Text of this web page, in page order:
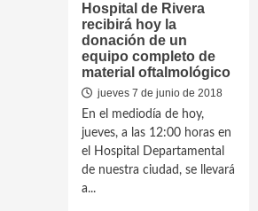
Hospital de Rivera
recibirá hoy la
donación de un
equipo completo de
material oftalmológico
jueves 7 de junio de 2018
En el mediodía de hoy,
jueves, a las 12:00 horas en
el Hospital Departamental
de nuestra ciudad, se llevará
a...